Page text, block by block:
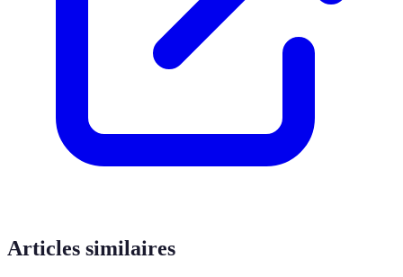
Articles similaires